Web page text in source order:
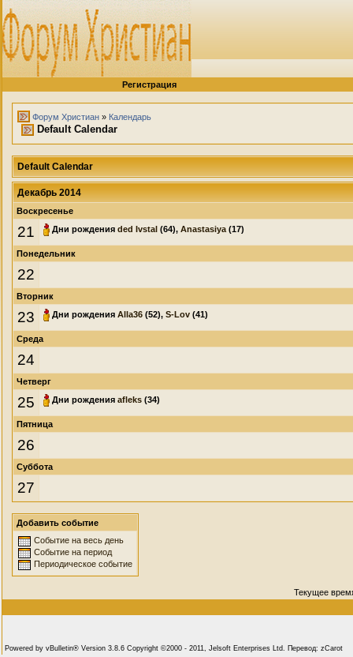
Регистрация
Форум Христиан » Календарь
Default Calendar
Default Calendar
Декабрь 2014
Воскресенье
21 Дни рождения ded Ivstal (64), Anastasiya (17)
Понедельник
22
Вторник
23 Дни рождения Alla36 (52), S-Lov (41)
Среда
24
Четверг
25 Дни рождения afleks (34)
Пятница
26
Суббота
27
Добавить событие
Событие на весь день
Событие на период
Периодическое событие
Текущее
Powered by vBulletin® Version 3.8.6 Copyright ©2000 - 2011, Jelsoft Enterprises Ltd. Перевод: zCarot